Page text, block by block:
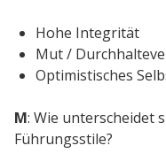
Hohe Integrität
Mut /
Optimistisches
M: Wie unterscheidet
Führungsstile?